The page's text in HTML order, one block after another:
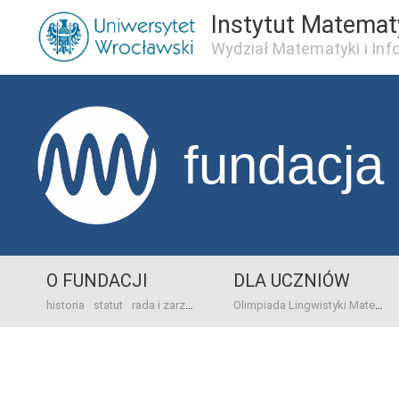
Instytut
Wydział Matematyki i
fundacja
O FUNDACJI
historia statut rada i zarząd dane bankowo-adresowe kontakt
DLA UCZNIÓW
Olimpiada Lingwistyki Matematycznej